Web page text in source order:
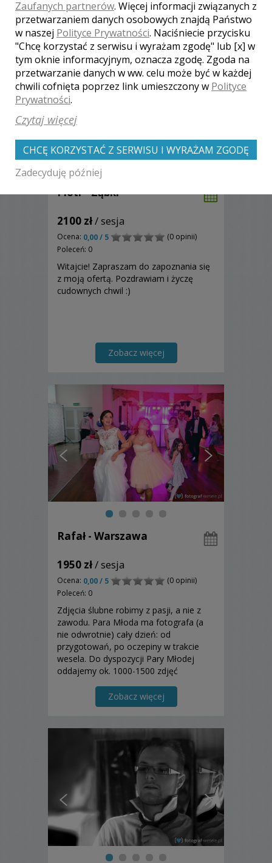
między innymi rolę fotografa.
Zobacz więcej
Piotr - Ząbki
2100 zł/ sesja
Ocena: 0,00 / 5
(0 opinii)
Poleceń: 0
Witajcie! Zapraszam do zapoznania się
z moją ofertą. Pozdrawiam i życzę
cudownych chwil :)
Zobacz więcej
Rafał - Warszawa
1950 zł/ sesja
Ocena: 0,00 / 5
(0 opinii)
Poleceń: 0
Zdjęcia ślubne robimy z pasji, a nie z
zawodu. Para Młoda ma fotografa (a
nie odwrotnie) cały dzień: od
przygotowań, po oczepiny w trakcie
wesela. Do dyspozycji Pary Młodej
oddajemy ok. 1000-1500 zdjęć
tradycyjnej formie. LiveViewPhoto -
zdjęcia wyświetlane na weselu tuż po
Zobacz więcej
Zaufanych partnerów. Więcej informacji związanych z
przetwarzaniem danych osobowych znajdą Państwo
w naszej Polityce Prywatności. Naciśniecie przycisku
"Chcę korzystać z serwisu i wyrażam zgodę" lub [x] w
tym oknie informacyjnym, oznacza zgodę. Zgoda na
przetwarzanie danych w ww. celu może być w każdej
chwili cofnięta poprzez link umieszczony w Polityce
Prywatności.
Czytaj więcej
CHCĘ KORZYSTAĆ Z SERWISU I WYRAŻAM ZGODĘ
Zadecyduję później